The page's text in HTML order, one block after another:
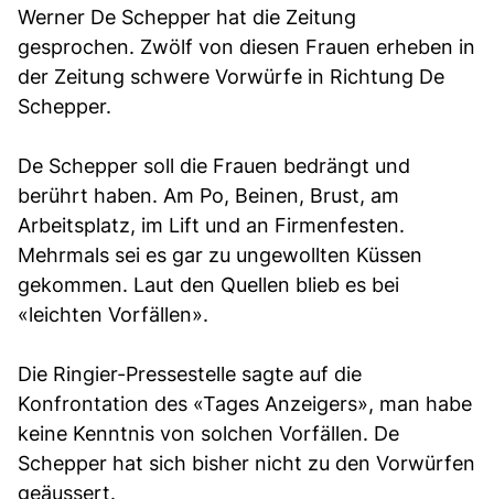
Werner De Schepper hat die Zeitung
gesprochen. Zwölf von diesen Frauen erheben in
der Zeitung schwere Vorwürfe in Richtung De
Schepper.
De Schepper soll die Frauen bedrängt und
berührt haben. Am Po, Beinen, Brust, am
Arbeitsplatz, im Lift und an Firmenfesten.
Mehrmals sei es gar zu ungewollten Küssen
gekommen. Laut den Quellen blieb es bei
«leichten Vorfällen».
Die Ringier-Pressestelle sagte auf die
Konfrontation des «Tages Anzeigers», man habe
keine Kenntnis von solchen Vorfällen. De
Schepper hat sich bisher nicht zu den Vorwürfen
geäussert.